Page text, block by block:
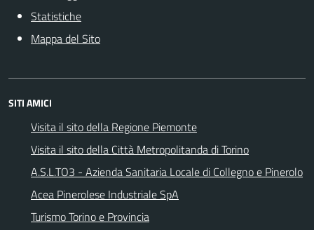
Statistiche
Mappa del Sito
SITI AMICI
Visita il sito della Regione Piemonte
Visita il sito della Città Metropolitanda di Torino
A.S.L.TO3 - Azienda Sanitaria Locale di Collegno e Pinerolo
Acea Pinerolese Industriale SpA
Turismo Torino e Provincia